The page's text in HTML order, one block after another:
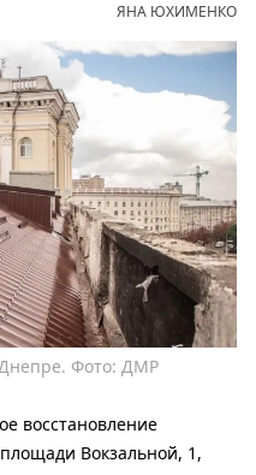
ЯНА ЮХИМЕНКО
Фото: ДМР
восстановление
Вокзальной, 1,